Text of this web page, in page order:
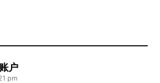
户
pm